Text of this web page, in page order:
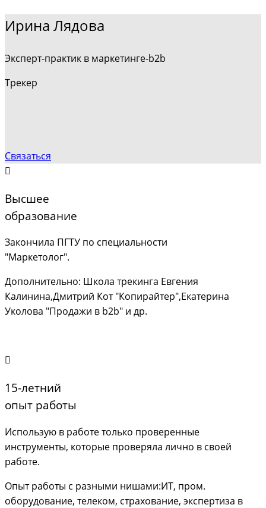
Ирина Лядова
Эксперт-практик в маркетинге-b2b
Трекер
Связаться
Высшее
образование
Закончила ПГТУ по специальности
"Маркетолог".
Дополнительно: Школа трекинга Евгения
Калинина,Дмитрий Кот "Копирайтер",Екатерина
Уколова "Продажи в b2b" и др.
15-летний
опыт работы
Использую в работе только проверенные
инструменты, которые проверяла лично в своей
работе.
Опыт работы с разными нишами:ИТ, пром.
оборудование, телеком, страхование, экспертиза в